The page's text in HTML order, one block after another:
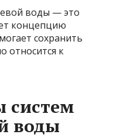
воды — это
концепцию
сохранить
относится к
систем
воды